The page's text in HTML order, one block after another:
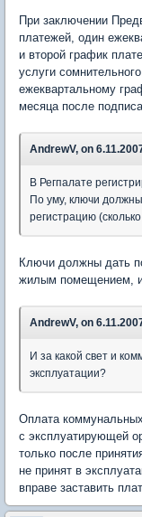
При заключении
платежей, один
и второй график
услуги
ежеквартальному
месяца после
AndrewV, on
В Регпалате
По уму, ключи
регистрацию
Ключи должны дать
жилым помещением, и
AndrewV, on
И за какой свет и
эксплуатации?
Оплата
с эксплуатирующей
только после
не принят в
вправе заставить